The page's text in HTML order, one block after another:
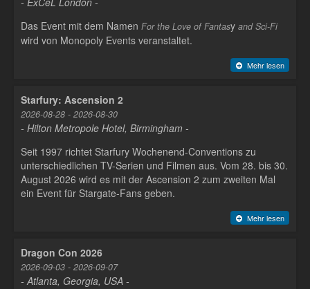
Das Event mit dem Namen For the Love of Fantasy and Sci-Fi
wird von Monopoly Events veranstaltet.
Mehr lesen
Starfury: Ascension 2
2026-08-28 - 2026-08-30
- Hilton Metropole Hotel, Birmingham -
Seit 1997 richtet Starfury Wochenend-Conventions zu
unterschiedlichen TV-Serien und Filmen aus. Vom 28. bis 30.
August 2026 wird es mit der Ascension 2 zum zweiten Mal
ein Event für Stargate-Fans geben.
Mehr lesen
Dragon Con 2026
2026-09-03 - 2026-09-07
- Atlanta, Georgia, USA -